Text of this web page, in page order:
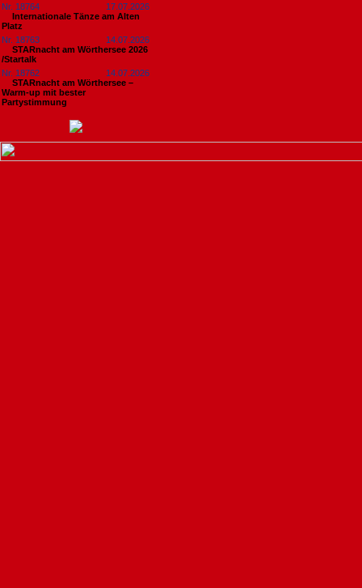
Nr. 18764
17.07.2026
Internationale Tänze am Alten
Platz
Nr. 18763
14.07.2026
STARnacht am Wörthersee 2026
/Startalk
Nr. 18762
14.07.2026
STARnacht am Wörthersee –
Warm-up mit bester
Partystimmung